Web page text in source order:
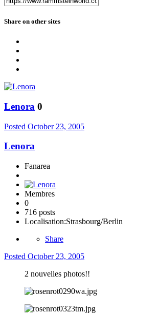
Share on other sites
Lenora 0
Posted October 23, 2005
Lenora
Fanarea
Membres
0
716 posts
Localisation:Strasbourg/Berlin
Share
Posted October 23, 2005
2 nouvelles photos!!